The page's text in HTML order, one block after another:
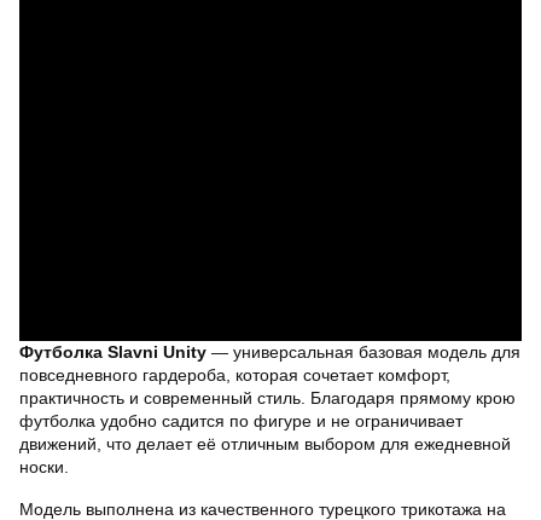
Футболка Slavni Unity — универсальная базовая модель для
повседневного гардероба, которая сочетает комфорт,
практичность и современный стиль. Благодаря прямому крою
футболка удобно садится по фигуре и не ограничивает
движений, что делает её отличным выбором для ежедневной
носки.
Модель выполнена из качественного турецкого трикотажа на